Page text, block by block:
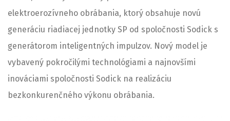
elektroerozívneho obrábania, ktorý obsahuje novú
generáciu riadiacej jednotky SP od spoločnosti Sodick s
generátorom inteligentných impulzov. Nový model je
vybavený pokročilými technológiami a najnovšími
inováciami spoločnosti Sodick na realizáciu
bezkonkurenčného výkonu obrábania.